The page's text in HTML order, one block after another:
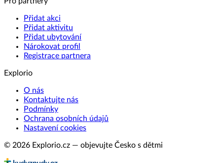
Přidat akci
Přidat aktivitu
Přidat ubytování
Nárokovat profil
Registrace partnera
Explorio
O nás
Kontaktujte nás
Podmínky
Ochrana osobních údajů
Nastavení cookies
© 2026 Explorio.cz — objevujte Česko s dětmi